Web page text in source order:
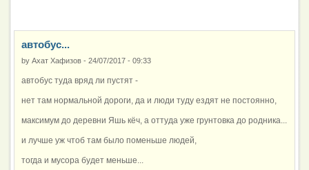
автобус...
by Ахат Хафизов - 24/07/2017 - 09:33
автобус туда вряд ли пустят -
нет там нормальной дороги, да и люди туду ездят не постоянно,
максимум до деревни Яшь кёч, а оттуда уже грунтовка до родника...
и лучше уж чтоб там было поменьше людей,
тогда и мусора будет меньше...